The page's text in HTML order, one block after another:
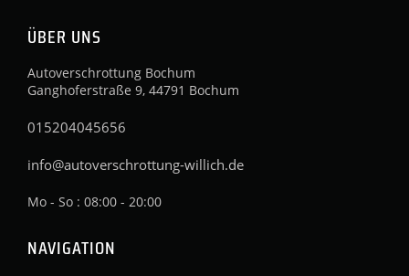
ÜBER UNS
Autoverschrottung Bochum
Ganghoferstraße 9, 44791 Bochum
015204045656
info@autoverschrottung-willich.de
Mo - So : 08:00 - 20:00
NAVIGATION